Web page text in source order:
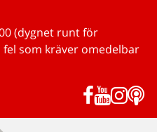
(dygnet runt för
som kräver omedelbar
Facebook
YouTube